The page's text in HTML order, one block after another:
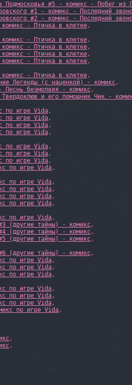
Подмосковья #5 - комикс - Побег из
#1 - комикс - Последний
#2 - комикс - Последний
- Птичка в клетке,
- Птичка в клетке,
- Птичка в клетке,
- Птичка в клетке,
- Птичка в клетке,
- Птичка в клетке,
Легенды (с наценкой) - комикс,
Песнь безмолвия - комикс,
и его помощник Чик -
по игре Vida,
по игре Vida,
по игре Vida,
по игре Vida,
по игре Vida,
по игре Vida,
по игре Vida,
по игре Vida,
по игре Vida,
по игре Vida,
по игре Vida,
по игре Vida,
по игре Vida,
(другие тайны) - комикс,
(другие тайны) - комикс,
(другие тайны) - комикс,
(другие тайны) - комикс,
по игре Vida,
по игре Vida,
по игре Vida,
по игре Vida,
по игре Vida,
по игре Vida,
по игре Vida,
,
,